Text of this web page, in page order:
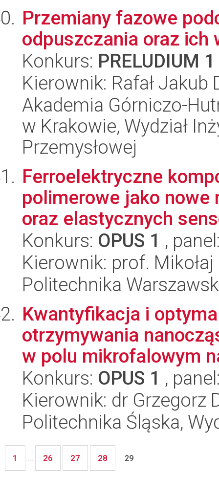
Przemiany fazowe
odpuszczania oraz ich
Konkurs: PRELUDIUM 1
Kierownik: Rafał Jakub
Akademia Górniczo-
w Krakowie, Wydział
Przemysłowej
Ferroelektryczne
polimerowe jako nowe
oraz elastycznych
Konkurs: OPUS 1 ,
Kierownik: prof.
Politechnika
Kwantyfikacja i
otrzymywania
w polu mikrofalowym
Konkurs: OPUS 1 ,
Kierownik: dr Grzegorz
Politechnika Śląska,
1 ... 26 27 28 29